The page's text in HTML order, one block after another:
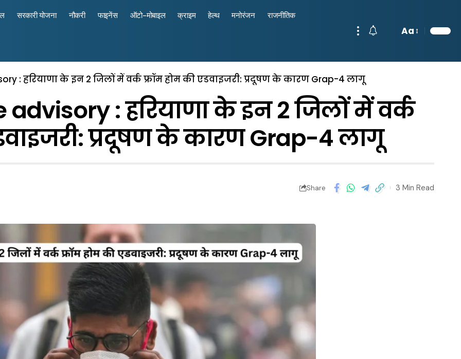
सरकारी योजना नौकरी फाइनेंस ऑटो-मोबाइल क्राइम हेल्थ मनोरंजन राजनीतिक
Aa
: हरियाणा के इन 2 जिलों में वर्क फ्रॉम होम की एडवाइजरी: प्रदूषण के कारण Grap-4 लागू
: हरियाणा के इन 2 जिलों में वर्क
प्रदूषण के कारण Grap-4 लागू
Share 3 Min Read